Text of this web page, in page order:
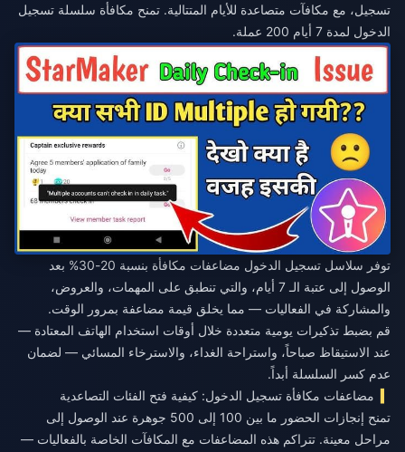
تسجيل، مع مكافآت متصاعدة للأيام المتتالية. تمنح مكافأة سلسلة تسجيل
الدخول لمدة 7 أيام 200 عملة.
توفر سلاسل تسجيل الدخول مضاعفات مكافأة بنسبة 20-30% بعد
الوصول إلى عتبة الـ 7 أيام، والتي تنطبق على المهمات، والعروض،
والمشاركة في الفعاليات — مما يخلق قيمة مضاعفة بمرور الوقت.
قم بضبط تذكيرات يومية متعددة خلال أوقات استخدام الهاتف المعتادة —
عند الاستيقاظ صباحاً، واستراحة الغداء، والاسترخاء المسائي — لضمان
عدم كسر السلسلة أبداً.
مضاعفات مكافأة تسجيل الدخول: كيفية فتح الفئات التصاعدية
تمنح إنجازات الحضور ما بين 100 إلى 500 جوهرة عند الوصول إلى
مراحل معينة. تتراكم هذه المضاعفات مع المكافآت الخاصة بالفعاليات —